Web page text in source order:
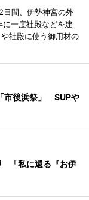
日間、伊勢神宮の外
一度社殿などを建
社殿に使う御用材の
市後浜祭」 SUPや
「私に還る『お伊